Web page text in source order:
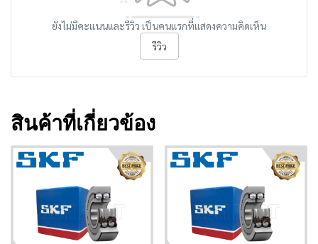
ยังไม่มีคะแนนและรีวิว เป็นคนแรกที่แสดงความคิดเห็น
รีวิว
สินค้าที่เกี่ยวข้อง